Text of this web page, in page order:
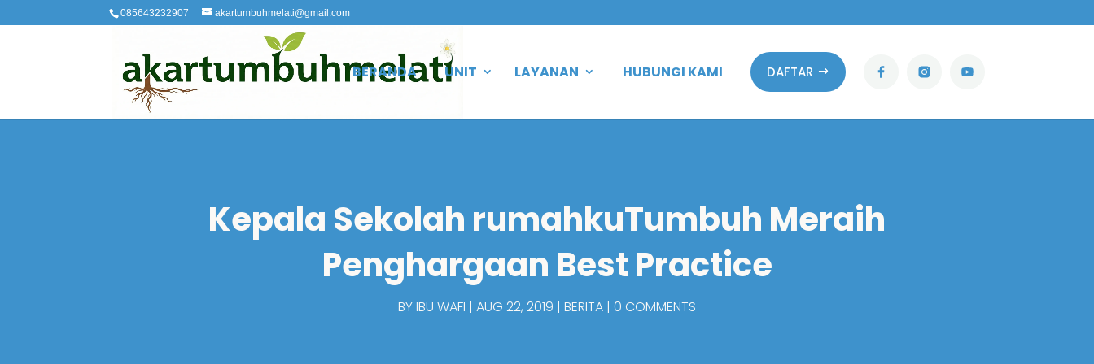
085643232907 akartumbuhmelati@gmail.com
BERANDA UNIT LAYANAN HUBUNGI KAMI DAFTAR
Kepala Sekolah rumahkuTumbuh Meraih
Penghargaan Best Practice
BYIBU WAFI AUG 22, 2019 BERITA 0 COMMENTS